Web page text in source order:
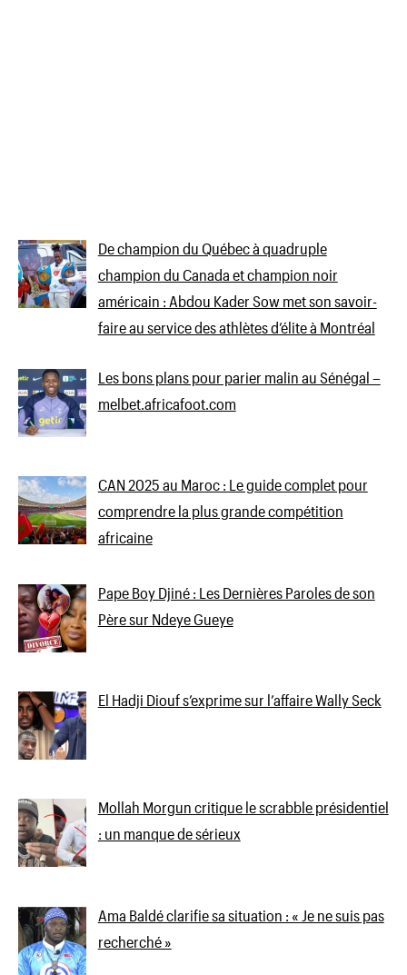
De champion du Québec à quadruple
champion du Canada et champion noir
américain : Abdou Kader Sow met son savoir-
faire au service des athlètes d’élite à Montréal
Les bons plans pour parier malin au Sénégal –
melbet.africafoot.com
CAN 2025 au Maroc : Le guide complet pour
comprendre la plus grande compétition
africaine
Pape Boy Djiné : Les Dernières Paroles de son
Père sur Ndeye Gueye
El Hadji Diouf s’exprime sur l’affaire Wally Seck
Mollah Morgun critique le scrabble présidentiel
: un manque de sérieux
Ama Baldé clarifie sa situation : « Je ne suis pas
recherché »